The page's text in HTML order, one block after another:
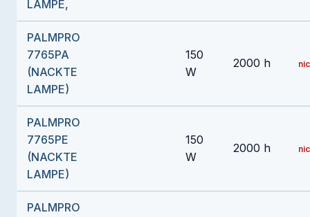
LAMPE,
PALMPRO
7765PA
(NACKTE
LAMPE)
150
W
2000 h
PALMPRO
7765PE
(NACKTE
LAMPE)
150
W
2000 h
PALMPRO